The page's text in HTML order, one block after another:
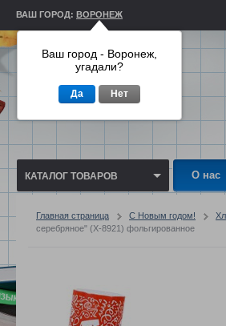
ВАШ ГОРОД: ВОРОНЕЖ
КАТАЛОГ ТОВАРОВ О нас
Главная страница С Новым годом!
серебряное" (X-8921) фольгированное
Ваш город - Воронеж,
угадали?
Да Нет